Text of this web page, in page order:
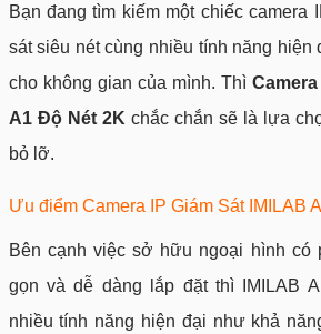
Bạn đang tìm kiếm một chiếc camera
sát siêu nét cùng nhiều tính năng hiện
cho không gian của mình. Thì
A1 Độ Nét 2K chắc chắn sẽ là lựa
bỏ lỡ.
Ưu điểm Camera IP Giám Sát IMILAB
Bên cạnh việc sở hữu ngoại hình có
gọn và dễ dàng lắp đặt thì IMILAB
nhiều tính năng hiện đại như khả